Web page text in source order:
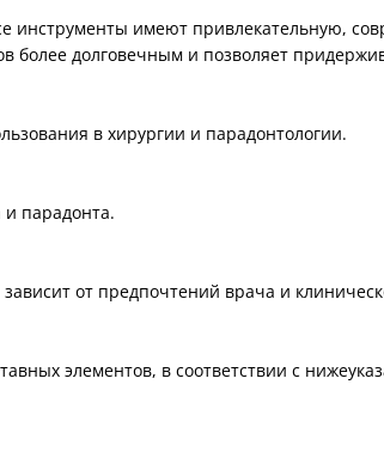
инструменты имеют привлекательную,
более долговечным и позволяет
в хирургии и парадонтологии.
парадонта.
от предпочтений врача и
элементов, в соответствии с